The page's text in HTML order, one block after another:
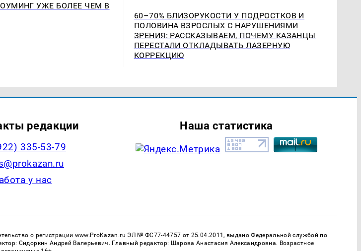
УЖЕ БОЛЕЕ ЧЕМ В
60–70% БЛИЗОРУКОСТИ У ПОДРОСТКОВ И
ПОЛОВИНА ВЗРОСЛЫХ С НАРУШЕНИЯМИ
ЗРЕНИЯ: РАССКАЗЫВАЕМ, ПОЧЕМУ КАЗАНЦЫ
ПЕРЕСТАЛИ ОТКЛАДЫВАТЬ ЛАЗЕРНУЮ
КОРРЕКЦИЮ
редакции
335-53-79
у нас
Наша статистика
о регистрации www.ProKazan.ru ЭЛ № ФС77-44757 от 25.04.2011, выдано Федеральной службой по
Сидоркин Андрей Валерьевич. Главный редактор: Шарова Анастасия Александровна. Возрастное